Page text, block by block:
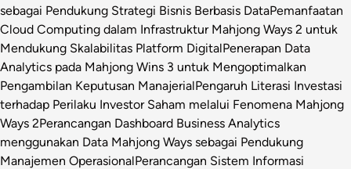
sebagai Pendukung Strategi Bisnis Berbasis DataPemanfaatan
Cloud Computing dalam Infrastruktur Mahjong Ways 2 untuk
Mendukung Skalabilitas Platform DigitalPenerapan Data
Analytics pada Mahjong Wins 3 untuk Mengoptimalkan
Pengambilan Keputusan ManajerialPengaruh Literasi Investasi
terhadap Perilaku Investor Saham melalui Fenomena Mahjong
Ways 2Perancangan Dashboard Business Analytics
menggunakan Data Mahjong Ways sebagai Pendukung
Manajemen OperasionalPerancangan Sistem Informasi